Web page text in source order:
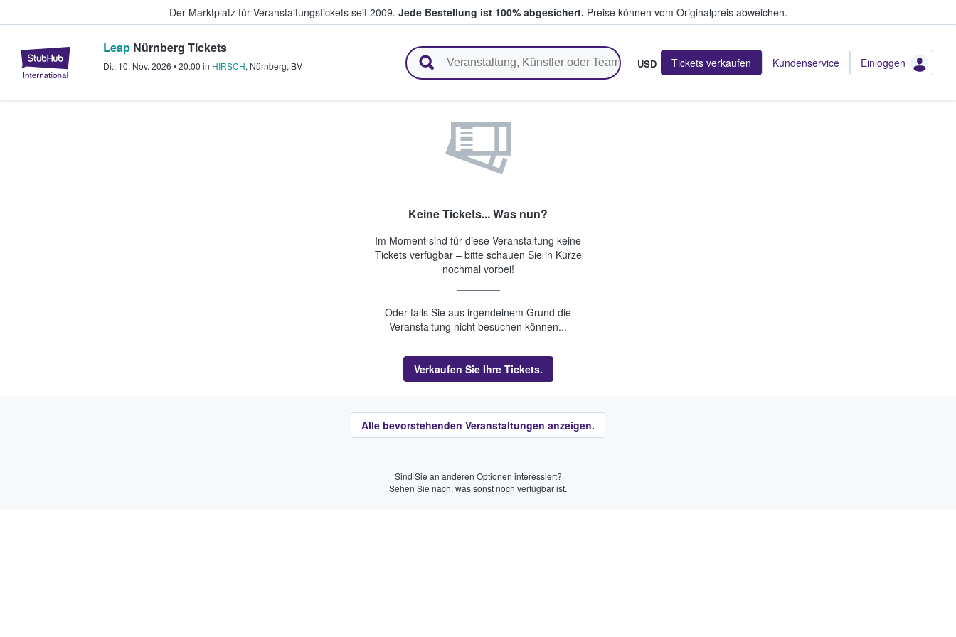
Der Marktplatz für Veranstaltungstickets seit 2009. Jede Bestellung ist 100% abgesichert. Preise können vom Originalpreis abweichen.
StubHub - Wo Fans Tickets kaufen & verkaufen
Leap Nürnberg Tickets
Di., 10. Nov. 2026 •20:00 in HIRSCH, Nürnberg, BV USD Tickets verkaufen Kundenservice Einloggen
Keine Tickets... Was nun?
Im Moment sind für diese Veranstaltung keine
Tickets verfügbar – bitte schauen Sie in Kürze
nochmal vorbei!
Oder falls Sie aus irgendeinem Grund die
Veranstaltung nicht besuchen können...
Verkaufen Sie Ihre Tickets.
Alle bevorstehenden Veranstaltungen anzeigen.
Sind Sie an anderen Optionen interessiert?
Sehen Sie nach, was sonst noch verfügbar ist.